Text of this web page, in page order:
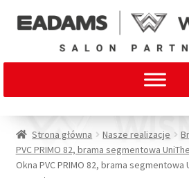
Strona główna Nasze realizacje
PVC PRIMO 82, brama segmentowa
Okna PVC PRIMO 82, brama